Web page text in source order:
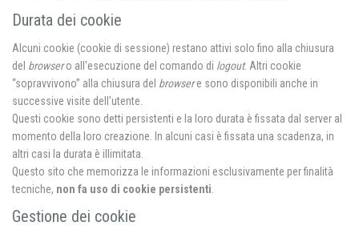
Durata dei cookie
Alcuni cookie (cookie di sessione) restano attivi solo fino alla chiusura
del browsero all'esecuzione del comando di logout. Altri cookie
“sopravvivono” alla chiusura del browsere sono disponibili anche in
successive visite dell'utente.
Questi cookie sono detti persistenti e la loro durata è fissata dal server al
momento della loro creazione. In alcuni casi è fissata una scadenza, in
altri casi la durata è illimitata.
Questo sito che memorizza le informazioni esclusivamente per finalità
tecniche, non fa uso di cookie persistenti
Gestione dei cookie